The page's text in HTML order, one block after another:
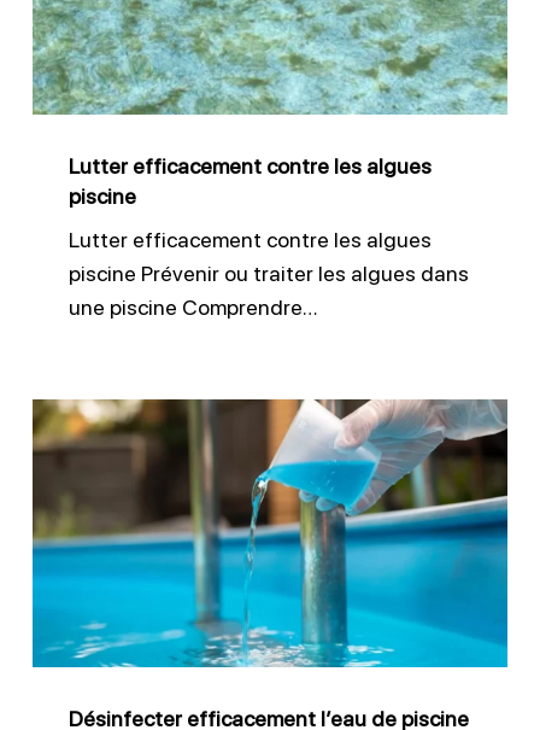
algues
piscine
Lutter efficacement contre les algues
piscine
Lutter efficacement contre les algues
piscine Prévenir ou traiter les algues dans
une piscine Comprendre…
Désinfecter
efficacement
l’eau
de
piscine
Désinfecter efficacement l’eau de piscine